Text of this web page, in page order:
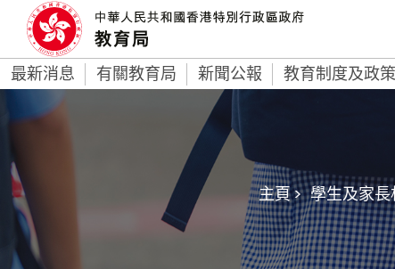
最新消息 有關教育局 新聞公報 教育制度及政策
主頁 > 學生及家長